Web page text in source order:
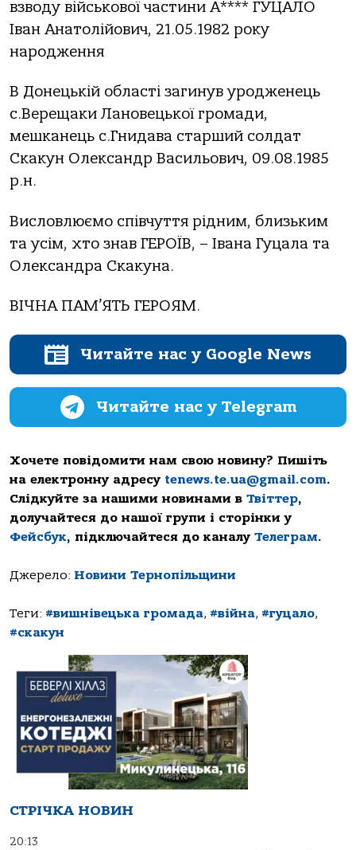
взводу військової частини А**** ГУЦАЛО
Іван Анатолійович, 21.05.1982 року
народження
В Донецькій області загинув уродженець
с.Верещаки Лановецької громади,
мешканець с.Гнидава старший солдат
Скакун Олександр Васильович, 09.08.1985
р.н.
Висловлюємо співчуття рідним, близьким
та усім, хто знав ГЕРОЇВ, – Івана Гуцала та
Олександра Скакуна.
ВІЧНА ПАМ’ЯТЬ ГЕРОЯМ.
Читайте нас у Google News
Читайте нас у Telegram
Хочете повідомити нам свою новину? Пишіть
на електронну адресу tenews.te.ua@gmail.com.
Слідкуйте за нашими новинами в Твіттер,
долучайтеся до нашої групи і сторінки у
Фейсбук, підключайтеся до каналу Телеграм.
Джерело: Новини Тернопільщини
Теги: #вишнівецька громада, #війна, #гуцало,
#скакун
СТРІЧКА НОВИН
20:13